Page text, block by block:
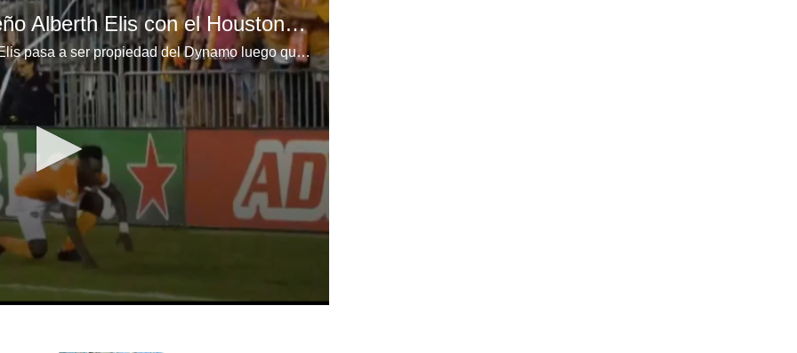
Los goles del hondureño Alberth Elis con el Houston Dynamo
El delantero hondureño Alberth Elis pasa a ser propiedad del Dynamo luego que ambos clubes hayan acordado su venta.